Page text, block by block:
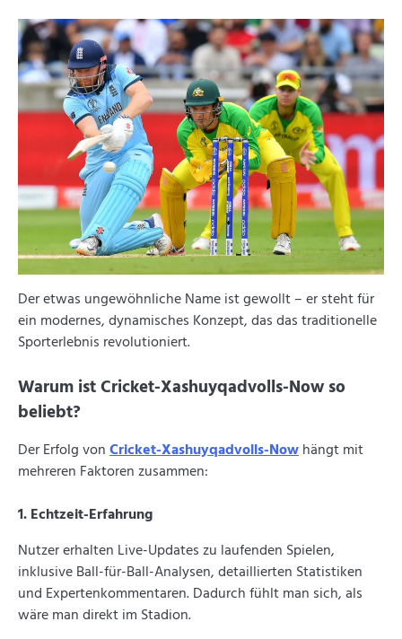
Der etwas ungewöhnliche Name ist gewollt – er steht für
ein modernes, dynamisches Konzept, das das traditionelle
Sporterlebnis revolutioniert.
Warum ist Cricket-Xashuyqadvolls-Now so
beliebt?
Der Erfolg vonCricket-Xashuyqadvolls-Nowhängt mit
mehreren Faktoren zusammen:
1. Echtzeit-Erfahrung
Nutzer erhalten Live-Updates zu laufenden Spielen,
inklusive Ball-für-Ball-Analysen, detaillierten Statistiken
und Expertenkommentaren. Dadurch fühlt man sich, als
wäre man direkt im Stadion.